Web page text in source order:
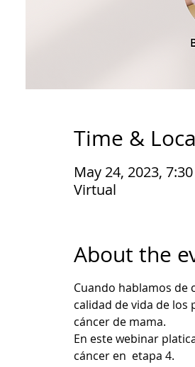
Time &
May 24, 2023,
Virtual
About the
Cuando hablamos de
calidad de vida de los
cáncer de mama.
En este webinar
cáncer en  etapa 4.